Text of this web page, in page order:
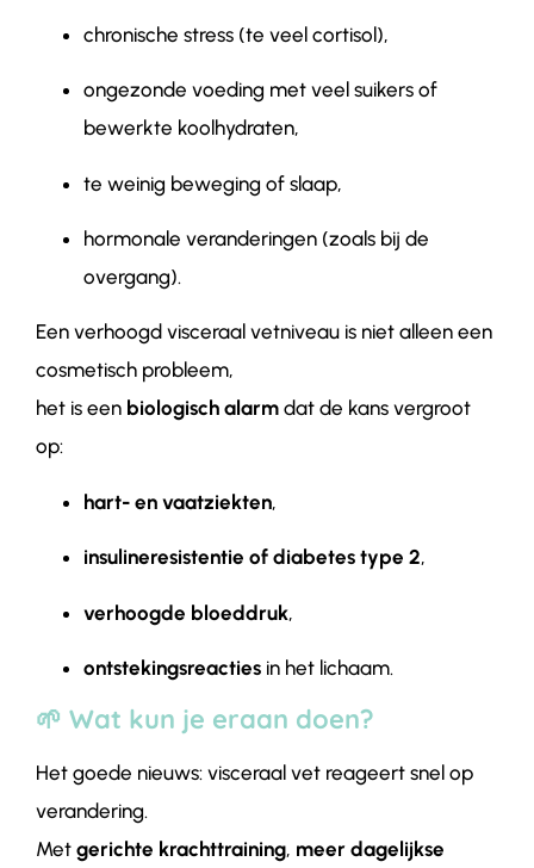
chronische stress (te veel cortisol),
ongezonde voeding met veel suikers of
bewerkte koolhydraten,
te weinig beweging of slaap,
hormonale veranderingen (zoals bij de
overgang).
Een verhoogd visceraal vetniveau is niet alleen een
cosmetisch probleem,
het is een biologisch alarm dat de kans vergroot
op:
hart- en vaatziekten,
insulineresistentie of diabetes type 2,
verhoogde bloeddruk,
ontstekingsreacties in het lichaam.
🌱 Wat kun je eraan doen?
Het goede nieuws: visceraal vet reageert snel op
verandering.
Met gerichte krachttraining, meer dagelijkse